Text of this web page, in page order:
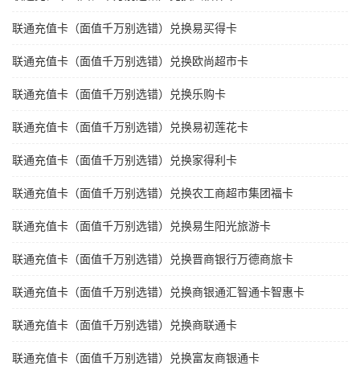
联通充值卡（面值千万别选错）兑换易买得卡
联通充值卡（面值千万别选错）兑换欧尚超市卡
联通充值卡（面值千万别选错）兑换乐购卡
联通充值卡（面值千万别选错）兑换易初莲花卡
联通充值卡（面值千万别选错）兑换家得利卡
联通充值卡（面值千万别选错）兑换农工商超市集团福卡
联通充值卡（面值千万别选错）兑换易生阳光旅游卡
联通充值卡（面值千万别选错）兑换晋商银行万德商旅卡
联通充值卡（面值千万别选错）兑换商银通汇智通卡智惠卡
联通充值卡（面值千万别选错）兑换商联通卡
联通充值卡（面值千万别选错）兑换富友商银通卡